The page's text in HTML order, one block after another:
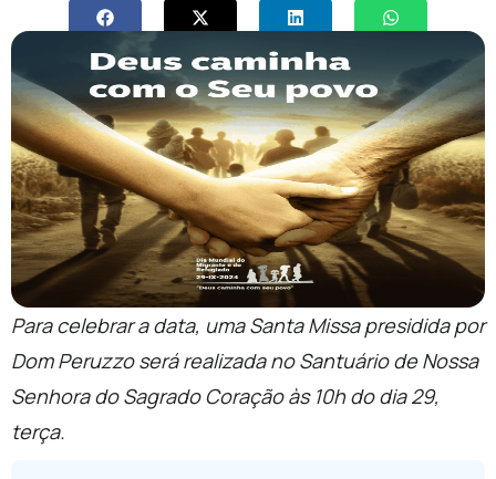
Para celebrar a data, uma Santa Missa presidida por
Dom Peruzzo será realizada no Santuário de Nossa
Senhora do Sagrado Coração às 10h do dia 29,
terça.